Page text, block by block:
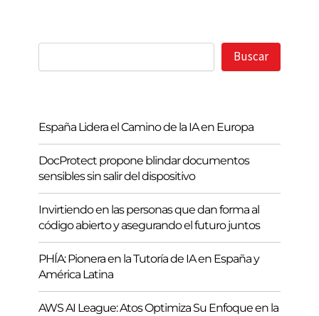
Buscar Buscar
España Lidera el Camino de la IA en Europa
DocProtect propone blindar documentos
sensibles sin salir del dispositivo
Invirtiendo en las personas que dan forma al
código abierto y asegurando el futuro juntos
PHÍA: Pionera en la Tutoría de IA en España y
América Latina
AWS AI League: Atos Optimiza Su Enfoque en la